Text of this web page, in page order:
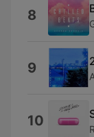
8
9
10